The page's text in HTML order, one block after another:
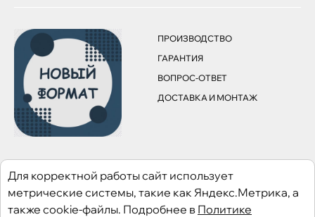
ПРОИЗВОДСТВО
ГАРАНТИЯ
ВОПРОС-ОТВЕТ
ДОСТАВКА И МОНТАЖ
© Все права защищены. 2026
Сайт не является публичной офертой
Политика конфиденциальности
Для корректной работы сайт использует
метрические системы, такие как Яндекс.Метрика, а
также cookie-файлы. Подробнее в Политике